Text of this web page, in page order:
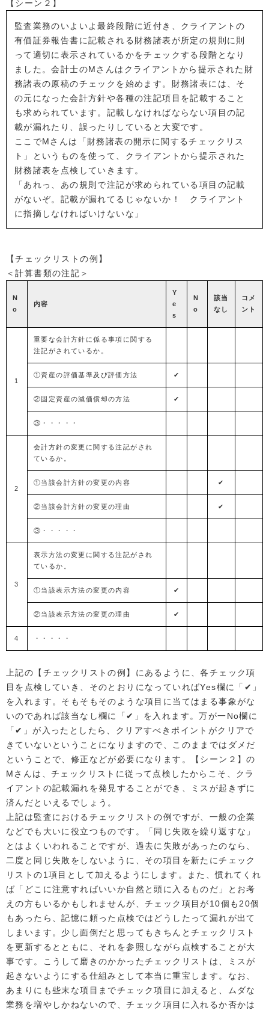
【シーン２】
監査業務のいよいよ最終段階に近付き、クライアントの
有価証券報告書に記載される財務諸表が所定の規則に則
って適切に表示されているかをチェックする段階となり
ました。会計士のMさんはクライアントから提示された財
務諸表の原稿のチェックを始めます。財務諸表には、そ
の元になった会計方針や各種の注記項目を記載すること
も求められています。記載しなければならない項目の記
載が漏れたり、誤ったりしていると大変です。
ここでMさんは「財務諸表の開示に関するチェックリス
ト」というものを使って、クライアントから提示された
財務諸表を点検していきます。
「あれっ、あの規則で注記が求められている項目の記載
がないぞ。記載が漏れてるじゃないか！ クライアント
に指摘しなければいけないな」
【チェックリストの例】
＜計算書類の注記＞
N
o
内容
Y
e
s
N
o
該当
なし
コメ
ント
1
重要な会計方針に係る事項に関する
注記がされているか。
①資産の評価基準及び評価方法 ✔
②固定資産の減価償却の方法 ✔
③・・・・・
2
会計方針の変更に関する注記がされ
ているか。
①当該会計方針の変更の内容 ✔
②当該会計方針の変更の理由 ✔
③・・・・・
3
表示方法の変更に関する注記がされ
ているか。
①当該表示方法の変更の内容 ✔
②当該表示方法の変更の理由 ✔
4 ・・・・・
上記の【チェックリストの例】にあるように、各チェック項
目を点検していき、そのとおりになっていればYes欄に「✔」
を入れます。そもそもそのような項目に当てはまる事象がな
いのであれば該当なし欄に「✔」を入れます。万が一No欄に
「✔」が入ったとしたら、クリアすべきポイントがクリアで
きていないということになりますので、このままではダメだ
ということで、修正などが必要になります。【シーン２】の
Mさんは、チェックリストに従って点検したからこそ、クラ
イアントの記載漏れを発見することができ、ミスが起きずに
済んだといえるでしょう。
上記は監査におけるチェックリストの例ですが、一般の企業
などでも大いに役立つものです。「同じ失敗を繰り返すな」
とはよくいわれることですが、過去に失敗があったのなら、
二度と同じ失敗をしないように、その項目を新たにチェック
リストの1項目として加えるようにします。また、慣れてくれ
ば「どこに注意すればいいか自然と頭に入るものだ」とお考
えの方もいるかもしれませんが、チェック項目が10個も20個
もあったら、記憶に頼った点検ではどうしたって漏れが出て
しまいます。少し面倒だと思ってもきちんとチェックリスト
を更新するとともに、それを参照しながら点検することが大
事です。こうして磨きのかかったチェックリストは、ミスが
起きないようにする仕組みとして本当に重宝します。なお、
あまりにも些末な項目までチェック項目に加えると、ムダな
業務を増やしかねないので、チェック項目に入れるか否かは